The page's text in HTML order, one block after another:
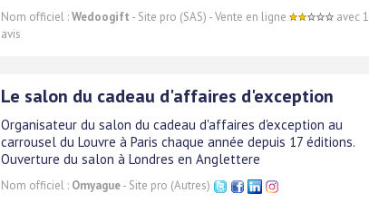
Nom officiel :Wedoogift - Site pro (SAS) - Vente en ligne
avec 1
avis
Le salon du cadeau d'affaires d'exception
Organisateur du salon du cadeau d'affaires d'exception au
carrousel du Louvre à Paris chaque année depuis 17 éditions.
Ouverture du salon à Londres en Anglettere
Nom officiel : Omyague- Site pro (Autres)